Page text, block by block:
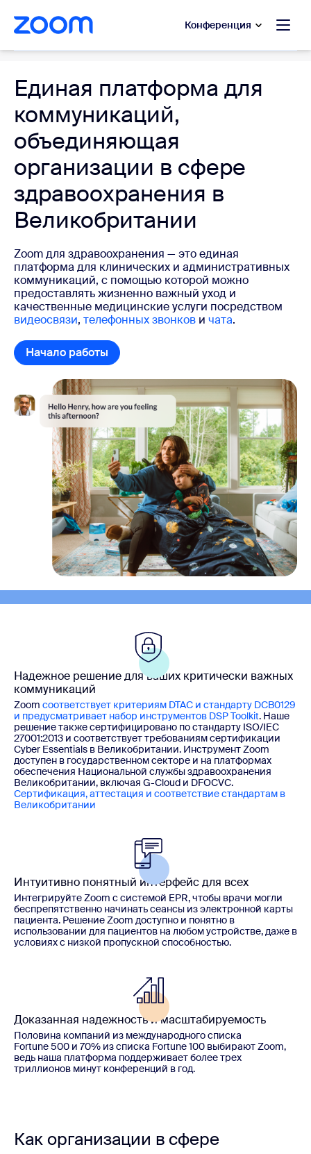
содержанию
в чат помощи Конференция
Единая платформа для
коммуникаций,
объединяющая
организации в сфере
здравоохранения в
Великобритании
Zoom для здравоохранения — это единая
платформа для клинических и административных
коммуникаций, с помощью которой можно
предоставлять жизненно важный уход и
качественные медицинские услуги посредством
видеосвязи, телефонных звонков и чата.
Начало работы
Надежное решение для ваших критически важных
коммуникаций
Zoom соответствует критериям DTAC и стандарту DCB0129
и предусматривает набор инструментов DSP Toolkit. Наше
решение также сертифицировано по стандарту ISO/IEC
27001:2013 и соответствует требованиям сертификации
Cyber Essentials в Великобритании. Инструмент Zoom
доступен в государственном секторе и на платформах
обеспечения Национальной службы здравоохранения
Великобритании, включая G-Cloud и DFOCVC.
Сертификация, аттестация и соответствие стандартам в
Великобритании
Интуитивно понятный интерфейс для всех
Интегрируйте Zoom с системой EPR, чтобы врачи могли
беспрепятственно начинать сеансы из электронной карты
пациента. Решение Zoom доступно и понятно в
использовании для пациентов на любом устройстве, даже в
условиях с низкой пропускной способностью.
Доказанная надежность и масштабируемость
Половина компаний из международного списка
Fortune 500 и 70% из списка Fortune 100 выбирают Zoom,
ведь наша платформа поддерживает более трех
триллионов минут конференций в год.
Как организации в сфере